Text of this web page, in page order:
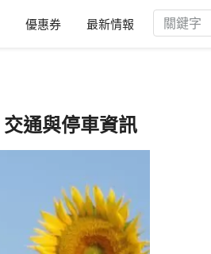
優惠券 最新情報
通與停車資訊